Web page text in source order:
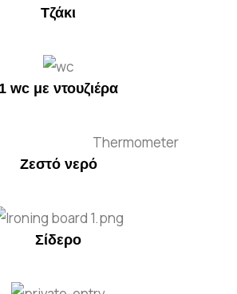
Τζάκι
1 wc με ντουζιέρα
Ζεστό νερό
Σίδερο